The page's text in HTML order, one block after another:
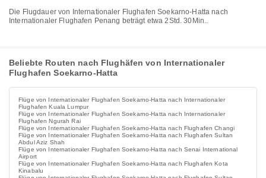
Die Flugdauer von Internationaler Flughafen Soekarno-Hatta nach
Internationaler Flughafen Penang beträgt etwa 2Std. 30Min..
Beliebte Routen nach Flughäfen von Internationaler
Flughafen Soekarno-Hatta
Flüge von Internationaler Flughafen Soekarno-Hatta nach Internationaler
Flughafen Kuala Lumpur
Flüge von Internationaler Flughafen Soekarno-Hatta nach Internationaler
Flughafen Ngurah Rai
Flüge von Internationaler Flughafen Soekarno-Hatta nach Flughafen Changi
Flüge von Internationaler Flughafen Soekarno-Hatta nach Flughafen Sultan
Abdul Aziz Shah
Flüge von Internationaler Flughafen Soekarno-Hatta nach Senai International
Airport
Flüge von Internationaler Flughafen Soekarno-Hatta nach Flughafen Kota
Kinabalu